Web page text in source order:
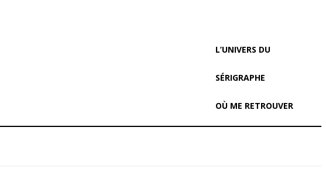
L’UNIVERS DU
SÉRIGRAPHE
OÙ ME RETROUVER